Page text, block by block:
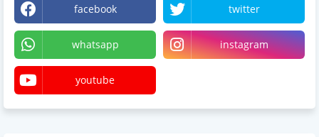
facebook twitter
whatsapp instagram
youtube